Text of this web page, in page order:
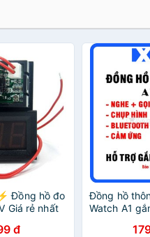
Đồng hồ đo
Giá rẻ nhất
đ
Đồng hồ
Watch A1